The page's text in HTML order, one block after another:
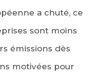
a chuté, ce
sont moins
émissions dès
motivées pour